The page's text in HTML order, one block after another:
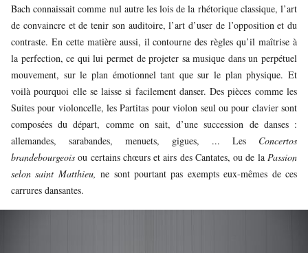
Bach connaissait comme nul autre les lois de la rhétorique classique, l’art
de convaincre et de tenir son auditoire, l’art d’user de l’opposition et du
contraste. En cette matière aussi, il contourne des règles qu’il maîtrise à
la perfection, ce qui lui permet de projeter sa musique dans un perpétuel
mouvement, sur le plan émotionnel tant que sur le plan physique. Et
voilà pourquoi elle se laisse si facilement danser. Des pièces comme les
Suites pour violoncelle, les Partitas pour violon seul ou pour clavier sont
composées du départ, comme on sait, d’une succession de danses :
allemandes, sarabandes, menuets, gigues, ... Les Concertos
brandebourgeoisou certains chœurs et airs des Cantates, ou de laPassion
selon saint Matthieu,ne sont pourtant pas exempts eux-mêmes de ces
carrures dansantes.